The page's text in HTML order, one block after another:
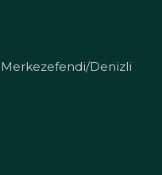
Merkezefendi/Denizli